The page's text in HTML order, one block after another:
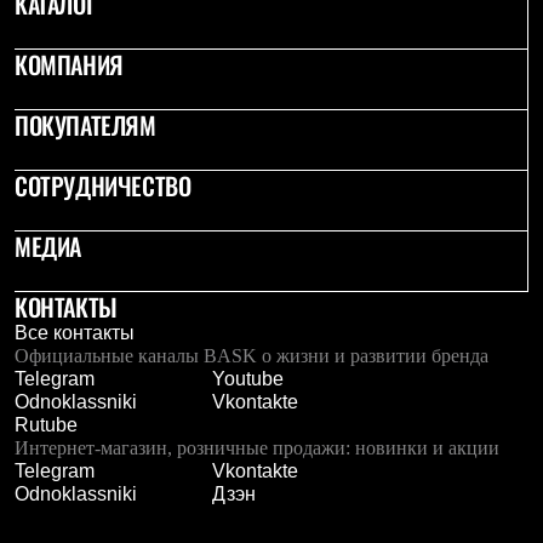
Где купить
КОМПАНИЯ
ПОКУПАТЕЛЯМ
СОТРУДНИЧЕСТВО
МЕДИА
КОНТАКТЫ
Все контакты
Официальные каналы BASK о жизни и развитии бренда
Telegram
Youtube
Odnoklassniki
Vkontakte
Rutube
Интернет-магазин, розничные продажи: новинки и акции
Telegram
Vkontakte
Odnoklassniki
Дзэн